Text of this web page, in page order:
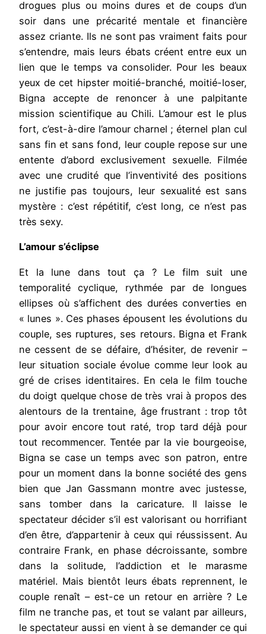
drogues plus ou moins dures et de coups d’un
soir dans une précarité mentale et financière
assez criante. Ils ne sont pas vraiment faits pour
s’entendre, mais leurs ébats créent entre eux un
lien que le temps va consolider. Pour les beaux
yeux de cet hipster moitié-branché, moitié-loser,
Bigna accepte de renoncer à une palpitante
mission scientifique au Chili. L’amour est le plus
fort, c’est-à-dire l’amour charnel ; éternel plan cul
sans fin et sans fond, leur couple repose sur une
entente d’abord exclusivement sexuelle. Filmée
avec une crudité que l’inventivité des positions
ne justifie pas toujours, leur sexualité est sans
mystère : c’est répétitif, c’est long, ce n’est pas
très sexy.
L’amour s’éclipse
Et la lune dans tout ça ? Le film suit une
temporalité cyclique, rythmée par de longues
ellipses où s’affichent des durées converties en
« lunes ». Ces phases épousent les évolutions du
couple, ses ruptures, ses retours. Bigna et Frank
ne cessent de se défaire, d’hésiter, de revenir –
leur situation sociale évolue comme leur look au
gré de crises identitaires. En cela le film touche
du doigt quelque chose de très vrai à propos des
alentours de la trentaine, âge frustrant : trop tôt
pour avoir encore tout raté, trop tard déjà pour
tout recommencer. Tentée par la vie bourgeoise,
Bigna se case un temps avec son patron, entre
pour un moment dans la bonne société des gens
bien que Jan Gassmann montre avec justesse,
sans tomber dans la caricature. Il laisse le
spectateur décider s’il est valorisant ou horrifiant
d’en être, d’appartenir à ceux qui réussissent. Au
contraire Frank, en phase décroissante, sombre
dans la solitude, l’addiction et le marasme
matériel. Mais bientôt leurs ébats reprennent, le
couple renaît – est-ce un retour en arrière ? Le
film ne tranche pas, et tout se valant par ailleurs,
le spectateur aussi en vient à se demander ce qui